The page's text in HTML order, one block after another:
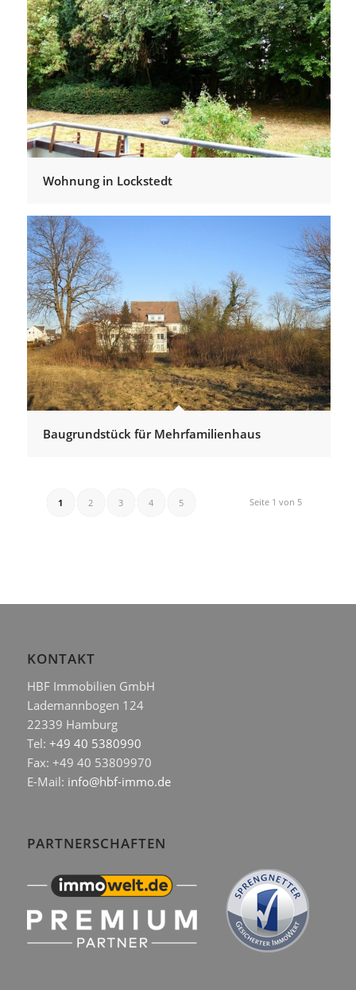
Wohnung in Lockstedt
Baugrundstück für Mehrfamilienhaus
Seite 1 von 5
1 2 3 4 5
KONTAKT
HBF Immobilien GmbH
Lademannbogen 124
22339 Hamburg
Tel: +49 40 5380990
Fax: +49 40 53809970
E-Mail: info@hbf-immo.de
PARTNERSCHAFTEN